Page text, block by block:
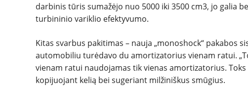
darbinis tūris sumažėjo nuo 5000 iki 3500 cm3, jo galia
turbininio variklio efektyvumo.
Kitas svarbus pakitimas – nauja „monoshock“ pakabos
automobiliu turėdavo du amortizatorius vienam ratui.
vienam ratui naudojamas tik vienas amortizatorius.
kopijuojant kelią bei sugeriant milžiniškus smūgius.